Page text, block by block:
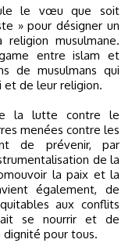
le vœu que soit
» pour désigner un
musulmane.
entre islam et
de musulmans qui
et de leur religion.
la lutte contre le
menées contre les
de prévenir, par
de la
la paix et la
également, de
aux conflits
se nourrir et de
pour tous.